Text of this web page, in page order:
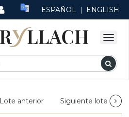
ESPAÑOL | ENGLISH
Lote anterior Siguiente lote